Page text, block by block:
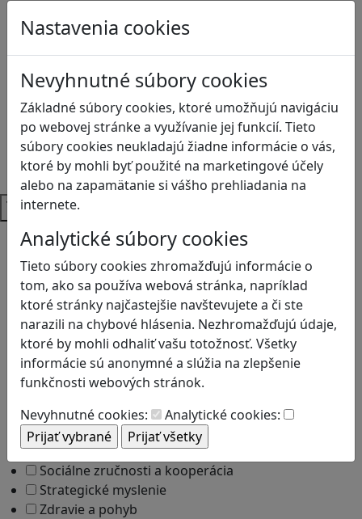
Nastavenia cookies
Nevyhnutné súbory cookies
Základné súbory cookies, ktoré umožňujú navigáciu
po webovej stránke a využívanie jej funkcií. Tieto
súbory cookies neukladajú žiadne informácie o vás,
ktoré by mohli byť použité na marketingové účely
alebo na zapamätanie si vášho prehliadania na
internete.
Analytické súbory cookies
Tieto súbory cookies zhromažďujú informácie o
tom, ako sa používa webová stránka, napríklad
ktoré stránky najčastejšie navštevujete a či ste
narazili na chybové hlásenia. Nezhromažďujú údaje,
ktoré by mohli odhaliť vašu totožnosť. Všetky
informácie sú anonymné a slúžia na zlepšenie
funkčnosti webových stránok.
Nevyhnutné cookies:
Analytické cookies:
Anglický jazyk
Biológia
Dejepis
Environmentálna výchova
Etická výchova
Geografia
Matematika
Občianska náuka
Vlastiveda
Témy
Bezpečnosť na internete
Čítanie s porozumením
Digitálna rovnováha
Ekológia
Globálne vzdelávanie
Kreativita
Kritické myslenie
Kyberšikana
Logické myslenie
Ľudské práva a tolerancia
Motorika a koncentrácia
Programovanie/Technika
Sociálne zručnosti a kooperácia
Strategické myslenie
Zdravie a pohyb